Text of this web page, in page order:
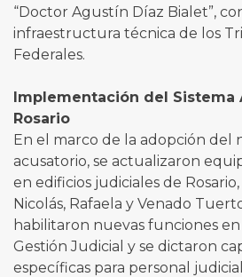
“Doctor Agustín Díaz Bialet”,
infraestructura técnica de los
Federales.
Implementación del Sistema
Rosario
En el marco de la adopción del
acusatorio, se actualizaron
en edificios judiciales de Rosario,
Nicolás, Rafaela y Venado
habilitaron nuevas funciones
Gestión Judicial y se dictaron
específicas para personal